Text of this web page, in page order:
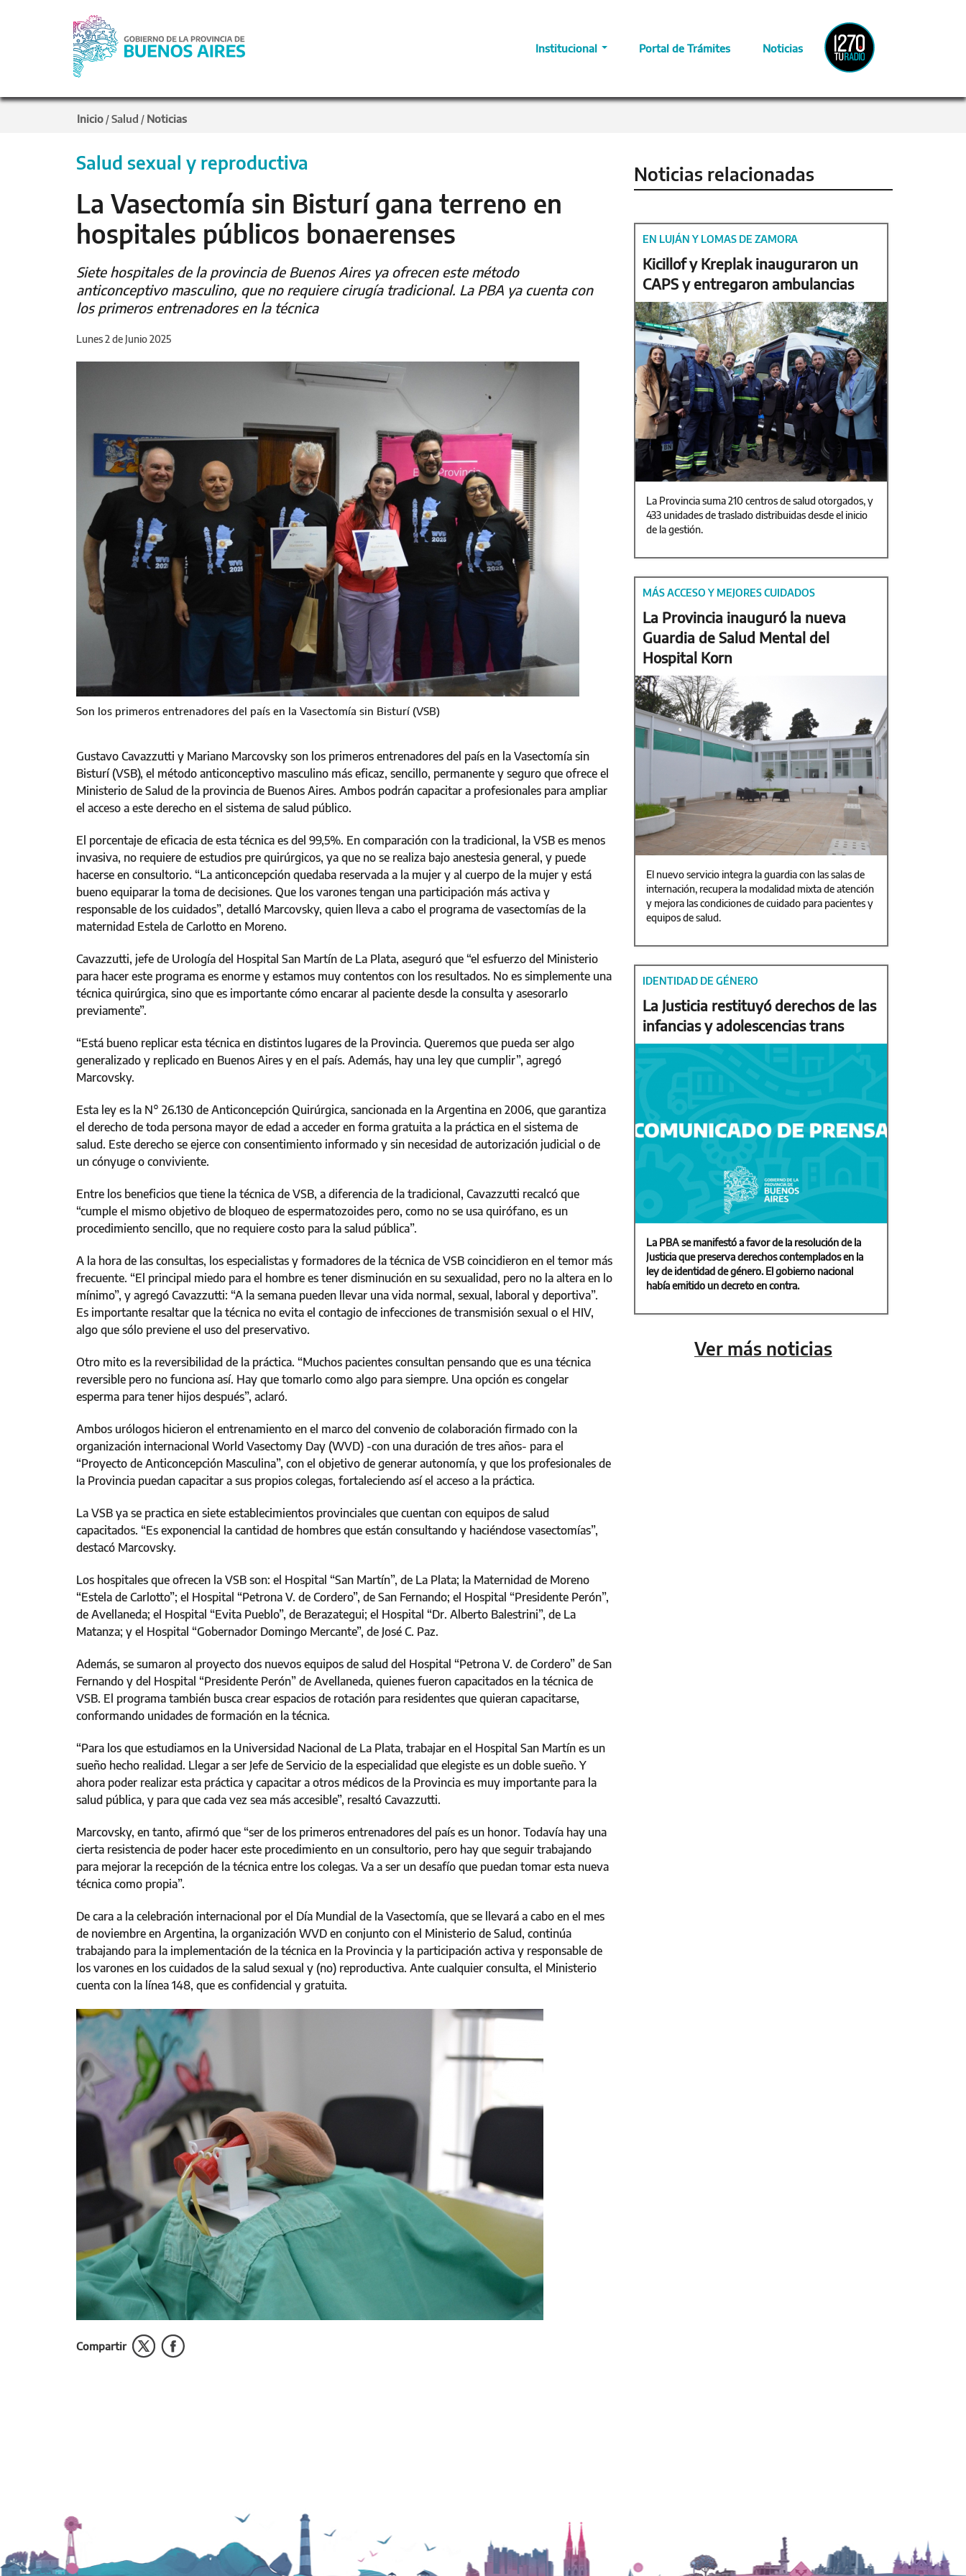
Institucional Portal de Trámites Noticias
Radio
Provincia
Inicio /Salud / Noticias
Salud sexual y reproductiva
La Vasectomía sin Bisturí gana terreno en
hospitales públicos bonaerenses
Siete hospitales de la provincia de Buenos Aires ya ofrecen este método
anticonceptivo masculino, que no requiere cirugía tradicional. La PBA ya cuenta con
los primeros entrenadores en la técnica
Lunes 2 de Junio 2025
Son los primeros entrenadores del país en la Vasectomía sin Bisturí (VSB)
Gustavo Cavazzutti y Mariano Marcovsky son los primeros entrenadores del país en la Vasectomía sin
Bisturí (VSB), el método anticonceptivo masculino más eficaz, sencillo, permanente y seguro que ofrece el
Ministerio de Salud de la provincia de Buenos Aires. Ambos podrán capacitar a profesionales para ampliar
el acceso a este derecho en el sistema de salud público.
El porcentaje de eficacia de esta técnica es del 99,5%. En comparación con la tradicional, la VSB es menos
invasiva, no requiere de estudios pre quirúrgicos, ya que no se realiza bajo anestesia general, y puede
hacerse en consultorio. “La anticoncepción quedaba reservada a la mujer y al cuerpo de la mujer y está
bueno equiparar la toma de decisiones. Que los varones tengan una participación más activa y
responsable de los cuidados”, detalló Marcovsky, quien lleva a cabo el programa de vasectomías de la
maternidad Estela de Carlotto en Moreno.
Cavazzutti, jefe de Urología del Hospital San Martín de La Plata, aseguró que “el esfuerzo del Ministerio
para hacer este programa es enorme y estamos muy contentos con los resultados. No es simplemente una
técnica quirúrgica, sino que es importante cómo encarar al paciente desde la consulta y asesorarlo
previamente”.
“Está bueno replicar esta técnica en distintos lugares de la Provincia. Queremos que pueda ser algo
generalizado y replicado en Buenos Aires y en el país. Además, hay una ley que cumplir”, agregó
Marcovsky.
Esta ley es la N° 26.130 de Anticoncepción Quirúrgica, sancionada en la Argentina en 2006, que garantiza
el derecho de toda persona mayor de edad a acceder en forma gratuita a la práctica en el sistema de
salud. Este derecho se ejerce con consentimiento informado y sin necesidad de autorización judicial o de
un cónyuge o conviviente.
Entre los beneficios que tiene la técnica de VSB, a diferencia de la tradicional, Cavazzutti recalcó que
“cumple el mismo objetivo de bloqueo de espermatozoides pero, como no se usa quirófano, es un
procedimiento sencillo, que no requiere costo para la salud pública”.
A la hora de las consultas, los especialistas y formadores de la técnica de VSB coincidieron en el temor más
frecuente. “El principal miedo para el hombre es tener disminución en su sexualidad, pero no la altera en lo
mínimo”, y agregó Cavazzutti: “A la semana pueden llevar una vida normal, sexual, laboral y deportiva”.
Es importante resaltar que la técnica no evita el contagio de infecciones de transmisión sexual o el HIV,
algo que sólo previene el uso del preservativo.
Otro mito es la reversibilidad de la práctica. “Muchos pacientes consultan pensando que es una técnica
reversible pero no funciona así. Hay que tomarlo como algo para siempre. Una opción es congelar
esperma para tener hijos después”, aclaró.
Ambos urólogos hicieron el entrenamiento en el marco del convenio de colaboración firmado con la
organización internacional World Vasectomy Day (WVD) -con una duración de tres años- para el
“Proyecto de Anticoncepción Masculina”, con el objetivo de generar autonomía, y que los profesionales de
la Provincia puedan capacitar a sus propios colegas, fortaleciendo así el acceso a la práctica.
La VSB ya se practica en siete establecimientos provinciales que cuentan con equipos de salud
capacitados. “Es exponencial la cantidad de hombres que están consultando y haciéndose vasectomías”,
destacó Marcovsky.
Los hospitales que ofrecen la VSB son: el Hospital “San Martín”, de La Plata; la Maternidad de Moreno
“Estela de Carlotto”; el Hospital “Petrona V. de Cordero”, de San Fernando; el Hospital “Presidente Perón”,
de Avellaneda; el Hospital “Evita Pueblo”, de Berazategui; el Hospital “Dr. Alberto Balestrini”, de La
Matanza; y el Hospital “Gobernador Domingo Mercante”, de José C. Paz.
Además, se sumaron al proyecto dos nuevos equipos de salud del Hospital “Petrona V. de Cordero” de San
Fernando y del Hospital “Presidente Perón” de Avellaneda, quienes fueron capacitados en la técnica de
VSB. El programa también busca crear espacios de rotación para residentes que quieran capacitarse,
conformando unidades de formación en la técnica.
“Para los que estudiamos en la Universidad Nacional de La Plata, trabajar en el Hospital San Martín es un
sueño hecho realidad. Llegar a ser Jefe de Servicio de la especialidad que elegiste es un doble sueño. Y
ahora poder realizar esta práctica y capacitar a otros médicos de la Provincia es muy importante para la
salud pública, y para que cada vez sea más accesible”, resaltó Cavazzutti.
Marcovsky, en tanto, afirmó que “ser de los primeros entrenadores del país es un honor. Todavía hay una
cierta resistencia de poder hacer este procedimiento en un consultorio, pero hay que seguir trabajando
para mejorar la recepción de la técnica entre los colegas. Va a ser un desafío que puedan tomar esta nueva
técnica como propia”.
De cara a la celebración internacional por el Día Mundial de la Vasectomía, que se llevará a cabo en el mes
de noviembre en Argentina, la organización WVD en conjunto con el Ministerio de Salud, continúa
trabajando para la implementación de la técnica en la Provincia y la participación activa y responsable de
los varones en los cuidados de la salud sexual y (no) reproductiva. Ante cualquier consulta, el Ministerio
cuenta con la línea 148, que es confidencial y gratuita.
Compartir
Noticias relacionadas
EN LUJÁN Y LOMAS DE ZAMORA
Kicillof y Kreplak inauguraron un
CAPS y entregaron ambulancias
La Provincia suma 210 centros de salud otorgados, y
433 unidades de traslado distribuidas desde el inicio
de la gestión.
MÁS ACCESO Y MEJORES CUIDADOS
La Provincia inauguró la nueva
Guardia de Salud Mental del
Hospital Korn
El nuevo servicio integra la guardia con las salas de
internación, recupera la modalidad mixta de atención
y mejora las condiciones de cuidado para pacientes y
equipos de salud.
IDENTIDAD DE GÉNERO
La Justicia restituyó derechos de las
infancias y adolescencias trans
La PBA se manifestó a favor de la resolución de la
Justicia que preserva derechos contemplados en la
ley de identidad de género. El gobierno nacional
había emitido un decreto en contra.
Ver más noticias